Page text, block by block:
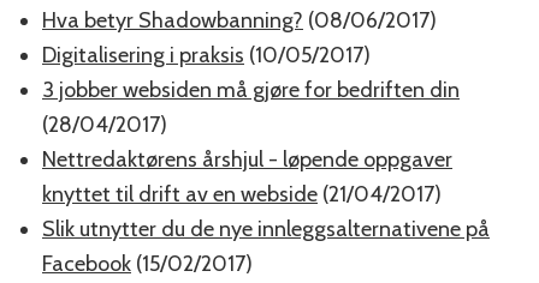
Hva betyr Shadowbanning? (08/06/2017)
Digitalisering i praksis (10/05/2017)
3 jobber websiden må gjøre for bedriften din
(28/04/2017)
Nettredaktørens årshjul - løpende oppgaver
knyttet til drift av en webside (21/04/2017)
Slik utnytter du de nye innleggsalternativene på
Facebook (15/02/2017)